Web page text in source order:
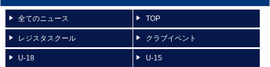
トップ
ニュース
スケジュール
全てのニュース TOP
レジスタスクール クラブイベント
U-18 U-15